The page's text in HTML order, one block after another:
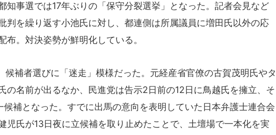
知事選では17年ぶりの「保守分裂選挙」となった。記者会見など
判を繰り返す小池氏に対し、都連側は所属議員に増田氏以外の応
布。対決姿勢が鮮明化している。
候補者選びに「迷走」模様だった。元経産省官僚の古賀茂明氏やタ
の名前が出るなか、民進党は告示2日前の12日に鳥越氏を擁立、そ
補となった。すでに出馬の意向を表明していた日本弁護士連合会
児氏が13日夜に立候補を取り止めたことで、土壇場で一本化を実